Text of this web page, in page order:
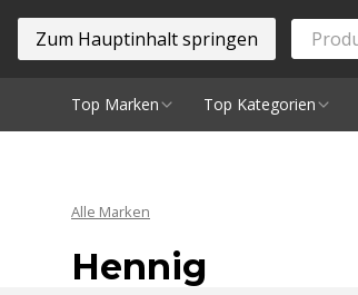
Zum Hauptinhalt springen
Top Marken Top Kategorien
Alle Marken
Hennig